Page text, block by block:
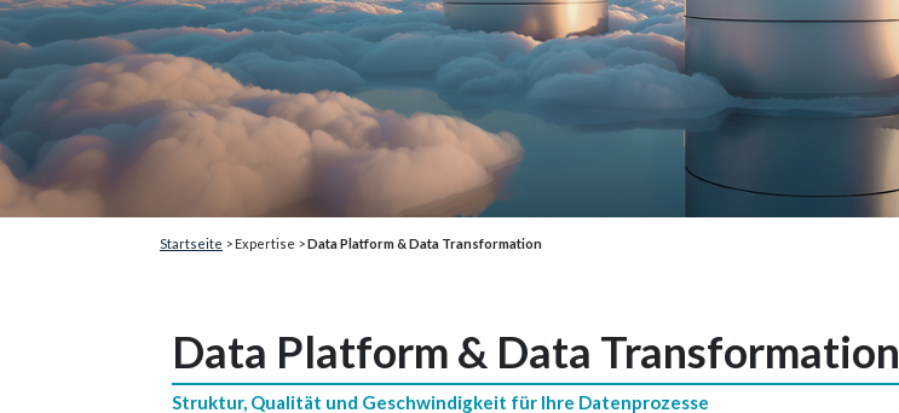
Startseite > Expertise >Data Platform & Data Transformation
Data Platform & Data Transformation
Struktur, Qualität und Geschwindigkeit für Ihre Datenprozesse